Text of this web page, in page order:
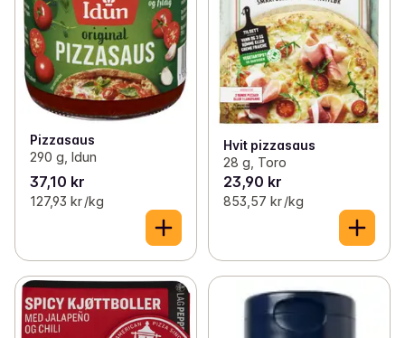
Pizzasaus
290 g, Idun
37,10 kr
127,93 kr /kg
Hvit pizzasaus
28 g, Toro
23,90 kr
853,57 kr /kg